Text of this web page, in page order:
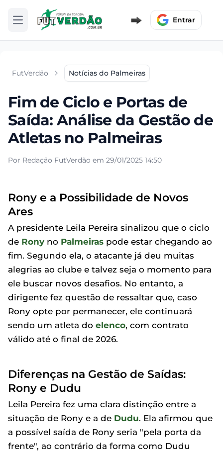
Abrir menu Entrar
FutVerdão Notícias do Palmeiras
Fim de Ciclo e Portas de
Saída: Análise da Gestão de
Atletas no Palmeiras
Por Redação FutVerdão em 29/01/2025 14:50
Rony e a Possibilidade de Novos
Ares
A presidente Leila Pereira sinalizou que o ciclo
de Rony no Palmeiras pode estar chegando ao
fim. Segundo ela, o atacante já deu muitas
alegrias ao clube e talvez seja o momento para
ele buscar novos desafios. No entanto, a
dirigente fez questão de ressaltar que, caso
Rony opte por permanecer, ele continuará
sendo um atleta do elenco, com contrato
válido até o final de 2026.
Diferenças na Gestão de Saídas:
Rony e Dudu
Leila Pereira fez uma clara distinção entre a
situação de Rony e a de Dudu. Ela afirmou que
a possível saída de Rony seria "pela porta da
frente", ao contrário da forma como Dudu